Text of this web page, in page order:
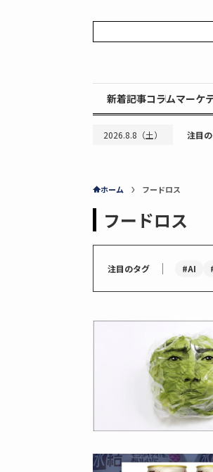
新着記事コラムマーケ
2026.8.8（土） 注目
ホーム フードロス
フードロス
注目のタグ ｜ #AI